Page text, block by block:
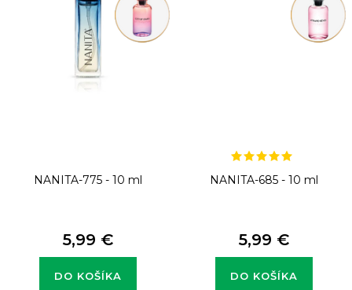
NANITA-775 - 10 ml
5,99 €
DO KOŠÍKA
NANITA-685 - 10 ml
5,99 €
DO KOŠÍKA